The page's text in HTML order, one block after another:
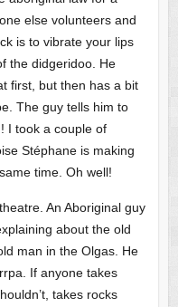
else volunteers and
is to vibrate your lips
the didgeridoo. He
first, but then has a bit
The guy tells him to
I took a couple of
Stéphane is making
time. Oh well!
An Aboriginal guy
about the old
man in the Olgas. He
If anyone takes
takes rocks